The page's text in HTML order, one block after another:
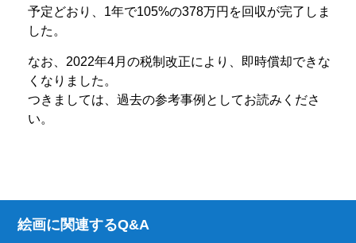
予定どおり、1年で105%の378万円を回収が完了しま
した。
なお、2022年4月の税制改正により、即時償却できな
くなりました。
つきましては、過去の参考事例としてお読みくださ
い。
絵画に関連するQ&A